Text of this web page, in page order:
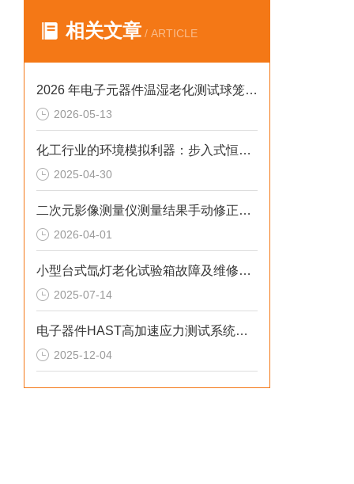
相关文章 / ARTICLE
2026 年电子元器件温湿老化测试球笼式水冷氙灯老化试验箱排行榜
2026-05-13
化工行业的环境模拟利器：步入式恒温恒湿试验箱
2025-04-30
二次元影像测量仪测量结果手动修正与复核的正确方法
2026-04-01
小型台式氙灯老化试验箱故障及维修技巧
2025-07-14
电子器件HAST高加速应力测试系统解决方案
2025-12-04